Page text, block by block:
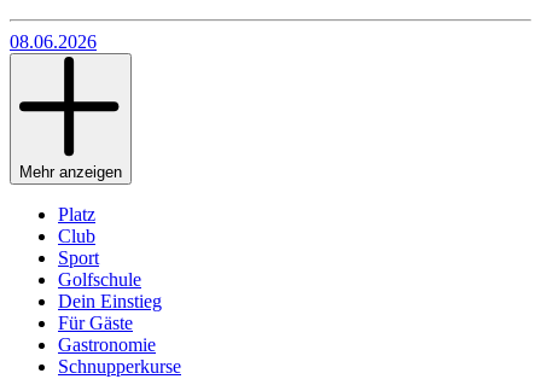
08.06.2026
Mehr anzeigen
Platz
Club
Sport
Golfschule
Dein Einstieg
Für Gäste
Gastronomie
Schnupperkurse